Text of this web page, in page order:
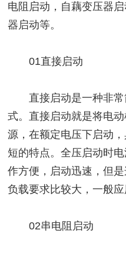
电阻启动，自藕变压器
器启动等。
01直接启动
直接启动是一种非常
式。直接启动就是将电
源，在额定电压下启动
短的特点。全压启动时
作方便，启动迅速，但
负载要求比较大，一般
02串电阻启动